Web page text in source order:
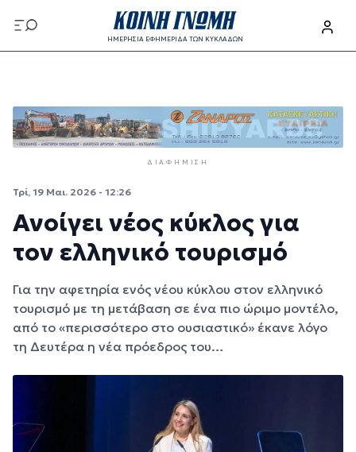
Παράκαμψη προς το κυρίως περιεχόμενο
ΗΜΕΡΗΣΙΑ ΕΦΗΜΕΡΙΔΑ ΤΩΝ ΚΥΚΛΑΔΩΝ
ΔΙΑΦΉΜΙΣΗ
Τρί, 19 Μαι. 2026 - 12:26
Ανοίγει νέος κύκλος για
τον ελληνικό τουρισμό
Για την αφετηρία ενός νέου κύκλου στον ελληνικό
τουρισμό με τη μετάβαση σε ένα πιο ώριμο μοντέλο,
από το «περισσότερο στο ουσιαστικό» έκανε λόγο
τη Δευτέρα η νέα πρόεδρος του…